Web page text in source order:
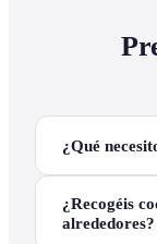
¿Qué
¿Recogéis
alrededores?